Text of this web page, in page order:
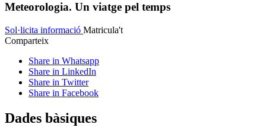
Meteorologia. Un viatge pel temps
Sol·licita informació Matricula't
Comparteix
Share in Whatsapp
Share in LinkedIn
Share in Twitter
Share in Facebook
Dades bàsiques